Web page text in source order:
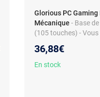
Glorious PC Gaming
Mécanique - Base
(105 touches) -
switchs pour utiliser
36,88€
En stock